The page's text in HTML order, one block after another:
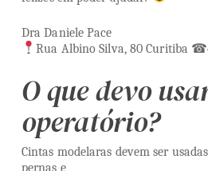
Dra Daniele Pace
Rua Albino Silva, 80 Curitiba
O que devo
operatório?
Cintas modelaras devem ser
pernas e